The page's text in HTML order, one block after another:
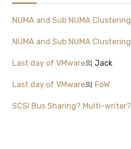
NUMA and Sub NUMA Clustering
NUMA and Sub NUMA Clustering
Last day of VMware의 Jack
Last day of VMware의 FoW
SCSI Bus Sharing? Multi-writer?